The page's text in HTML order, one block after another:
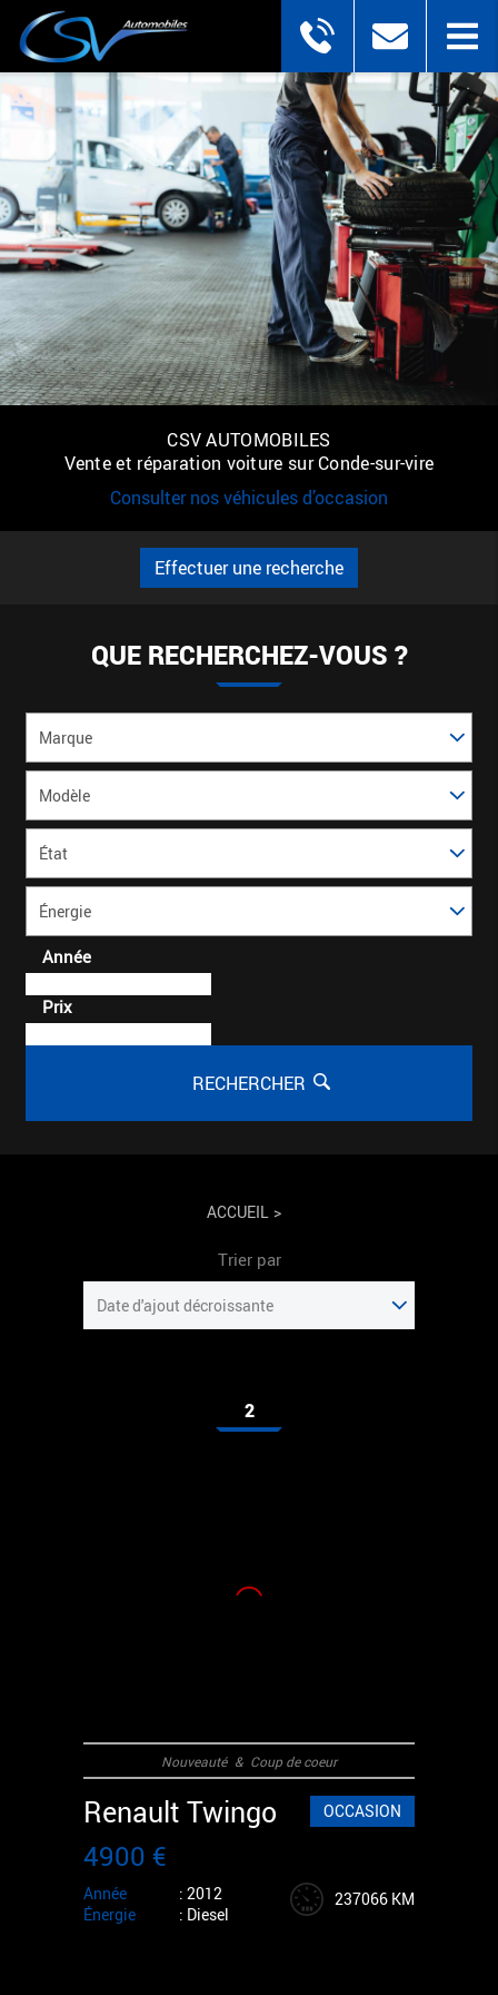
CSV AUTOMOBILES
Vente et réparation voiture sur Conde-sur-vire
Consulter nos véhicules d’occasion
Effectuer une recherche
QUE RECHERCHEZ-VOUS ?
*
Année
Prix
RECHERCHER
ACCUEIL >
Trier par
2
Nouveauté & Coup de coeur
OCCASION
Renault Twingo
4900 €
Année
: 2012
Énergie
: Diesel
237066 KM